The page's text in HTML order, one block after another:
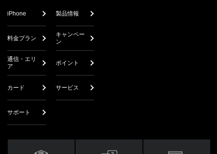
iPhone 製品情報
料金プラン
キャンペー
ン
通信・エリ
ア
ポイント
カード サービス
サポート